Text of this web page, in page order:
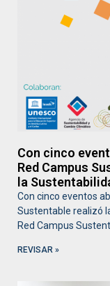
Con cinco
Red Campus
la
Con cinco eventos
Sustentable realizó
Red Campus
REVISAR »